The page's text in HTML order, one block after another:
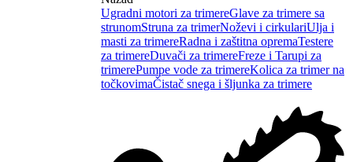
Ugradni motori za trimereGlave za trimere sa
strunomStruna za trimerNoževi i cirkulariUlja i
masti za trimereRadna i zaštitna opremaTestere
za trimereDuvači za trimereFreze i Tarupi za
trimerePumpe vode za trimereKolica za trimer na
točkovimaČistač snega i šljunka za trimere